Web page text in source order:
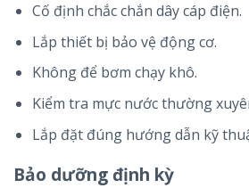
Cố định chắc chắn dây cáp điện.
Lắp thiết bị bảo vệ động cơ.
Không để bơm chạy khô.
Kiểm tra mực nước thường
Lắp đặt đúng hướng dẫn kỹ
Bảo dưỡng định kỳ